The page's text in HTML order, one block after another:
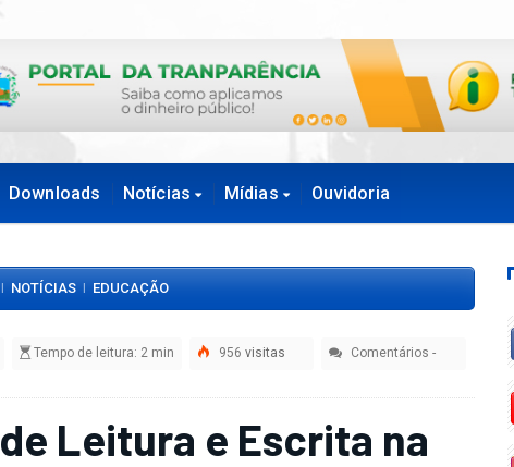
Downloads Notícias Mídias Ouvidoria
NOTÍCIAS| EDUCAÇÃO
Tempo de leitura: 2 min 956visitas Comentários -
Leitura e Escrita na